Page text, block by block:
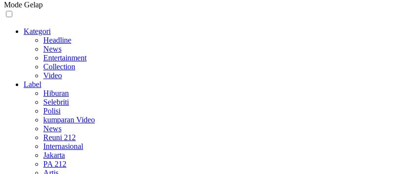
Mode Gelap
Kategori
Headline
News
Entertainment
Collection
Video
Label
Hiburan
Selebriti
Polisi
kumparan Video
News
Reuni 212
Internasional
Jakarta
PA 212